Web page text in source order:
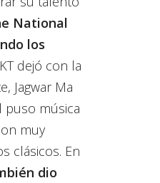
National
los
dejó con la
Jagwar Ma
puso música
muy
clásicos. En
dio